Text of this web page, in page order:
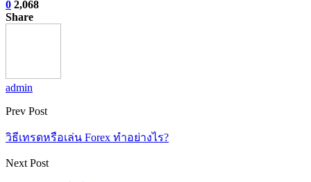
0 2,068
Share
admin
Prev Post
วิธีเทรดหรือเล่น Forex ทำอย่างไร?
Next Post